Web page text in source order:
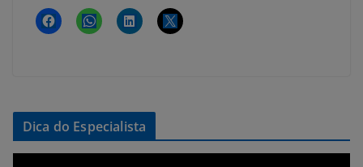
Dica do Especialista